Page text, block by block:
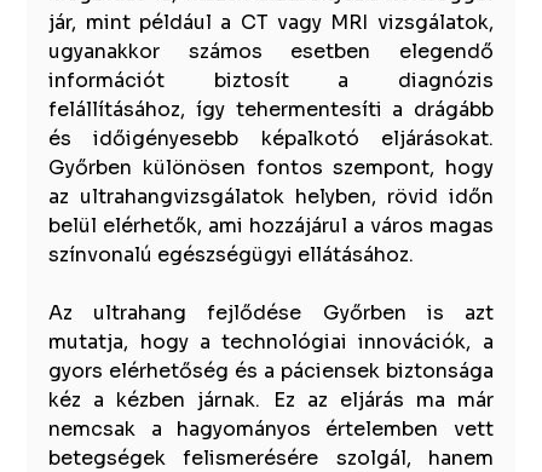
jár, mint például a CT vagy MRI vizsgálatok,
ugyanakkor számos esetben elegendő
információt biztosít a diagnózis
felállításához, így tehermentesíti a drágább
és időigényesebb képalkotó eljárásokat.
Győrben különösen fontos szempont, hogy
az ultrahangvizsgálatok helyben, rövid időn
belül elérhetők, ami hozzájárul a város magas
színvonalú egészségügyi ellátásához.
Az ultrahang fejlődése Győrben is azt
mutatja, hogy a technológiai innovációk, a
gyors elérhetőség és a páciensek biztonsága
kéz a kézben járnak. Ez az eljárás ma már
nemcsak a hagyományos értelemben vett
betegségek felismerésére szolgál, hanem